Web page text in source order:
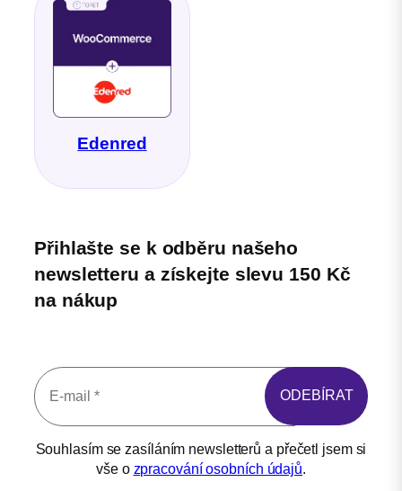
Edenred
Přihlašte se k odběru našeho
newsletteru a získejte slevu 150 Kč
na nákup
Souhlasím se zasíláním newsletterů a přečetl jsem si
vše o zpracování osobních údajů.